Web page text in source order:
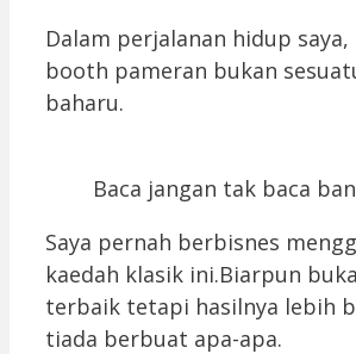
Dalam perjalanan hidup
booth pameran bukan
baharu.
Baca jangan tak baca
Saya pernah berbisnes
kaedah klasik ini.Biarpun
terbaik tetapi hasilnya lebih
tiada berbuat apa-apa.